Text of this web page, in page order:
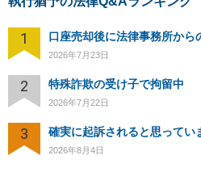
1
2026年7月23日
2 特殊詐欺の受け子で拘留中
2026年7月22日
3 確実に起訴されると思って
2026年8月4日